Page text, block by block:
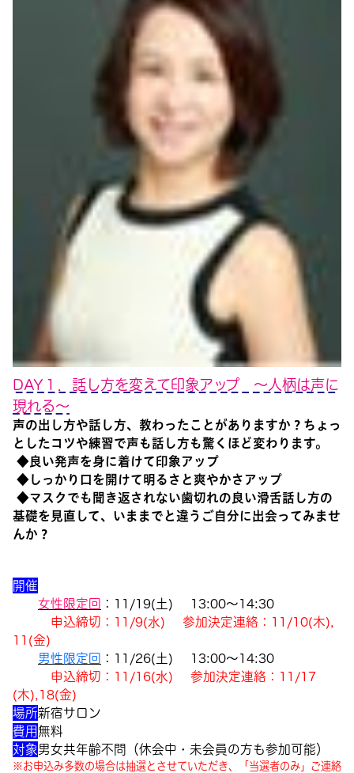
DAY１．話し方を変えて印象アップ ～人柄は声に
現れる～
声の出し方や話し方、教わったことがありますか？ちょっ
としたコツや練習で声も話し方も驚くほど変わります。
◆良い発声を身に着けて印象アップ
◆しっかり口を開けて明るさと爽やかさアップ
◆マスクでも聞き返されない歯切れの良い滑舌話し方の
基礎を見直して、いままでと違うご自分に出会ってみませ
んか？
開催
女性限定回 ： 11/19(土) 13:00～14:30
申込締切 ： 11/9(水) 参加決定連絡 ： 11/10(木),
11(金)
男性限定回 ： 11/26(土) 13:00～14:30
申込締切 ： 11/16(水) 参加決定連絡 ： 11/17
(木),18(金)
場所新宿サロン
費用無料
対象男女共年齢不問（休会中・未会員の方も参加可能）
※お申込み多数の場合は抽選とさせていただき、「当選者のみ」ご連絡